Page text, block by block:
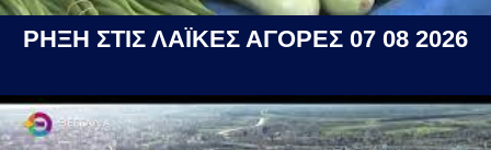
ΡΗΞΗ ΣΤΙΣ ΛΑΪΚΕΣ ΑΓΟΡΕΣ 07 08 2026